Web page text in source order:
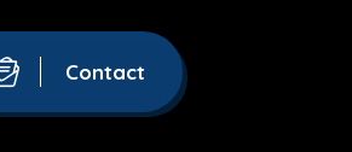
Contact